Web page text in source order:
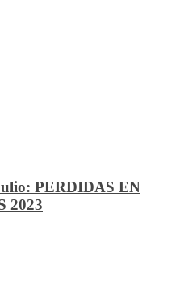
PERDIDAS EN
2023